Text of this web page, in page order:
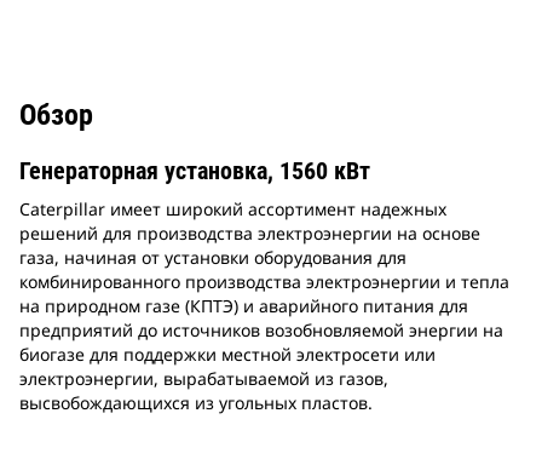
Обзор
Генераторная установка, 1560 кВт
Caterpillar имеет широкий ассортимент надежных
решений для производства электроэнергии на основе
газа, начиная от установки оборудования для
комбинированного производства электроэнергии и тепла
на природном газе (КПТЭ) и аварийного питания для
предприятий до источников возобновляемой энергии на
биогазе для поддержки местной электросети или
электроэнергии, вырабатываемой из газов,
высвобождающихся из угольных пластов.